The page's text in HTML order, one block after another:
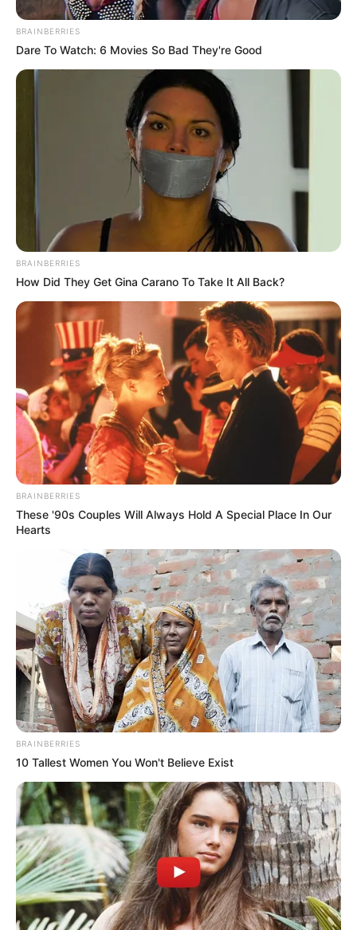
BRAINBERRIES
Dare To Watch: 6 Movies So Bad They're Good
BRAINBERRIES
How Did They Get Gina Carano To Take It All Back?
BRAINBERRIES
These '90s Couples Will Always Hold A Special Place In Our
Hearts
BRAINBERRIES
10 Tallest Women You Won't Believe Exist